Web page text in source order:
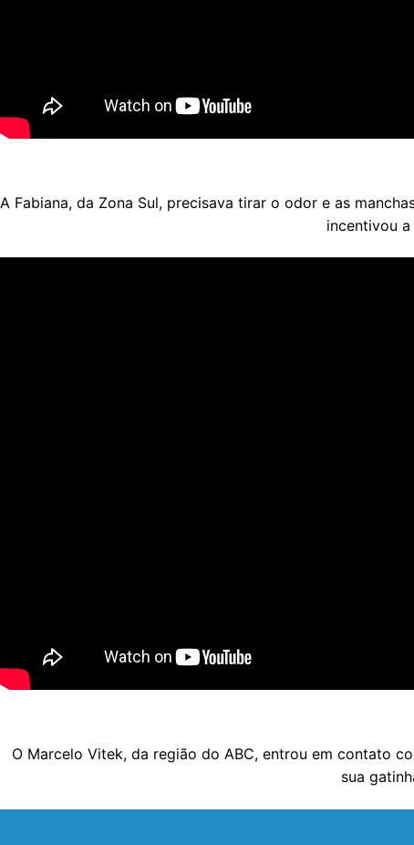
A Fabiana, da Zona Sul, precisava tirar o odor e as
incentivou
O Marcelo Vitek, da região do ABC, entrou em contato
sua